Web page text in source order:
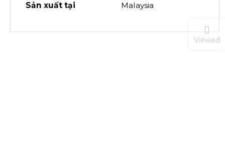
Sản xuất tại Malaysia
Viewed